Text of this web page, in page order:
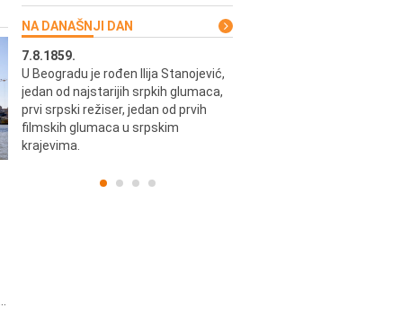
NA DANAŠNJI DAN
7.8.1859.
U Beogradu je rođen Ilija Stanojević,
jedan od najstarijih srpkih glumaca,
prvi srpski režiser, jedan od prvih
filmskih glumaca u srpskim
krajevima.